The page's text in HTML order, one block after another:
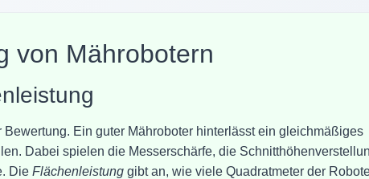
von Mährobotern
Bewertung. Ein guter Mähroboter hinterlässt ein gleichmäßiges
Dabei spielen die Messerschärfe, die
Die Flächenleistung gibt an, wie viele Quadratmeter der